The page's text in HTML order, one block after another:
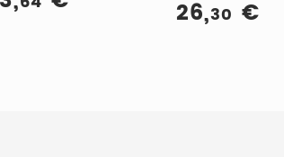
pz
26,30 €